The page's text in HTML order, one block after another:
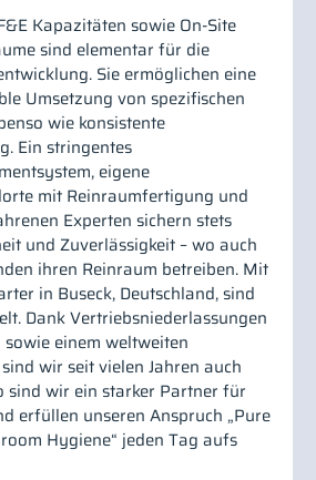
Kapazitäten sowie On-Site
sind elementar für die
Sie ermöglichen eine
Umsetzung von spezifischen
wie konsistente
Ein stringentes
eigene
mit Reinraumfertigung und
Experten sichern stets
und Zuverlässigkeit – wo auch
ihren Reinraum betreiben. Mit
in Buseck, Deutschland, sind
Dank Vertriebsniederlassungen
einem weltweiten
wir seit vielen Jahren auch
sind wir ein starker Partner für
erfüllen unseren Anspruch „Pure
Hygiene“ jeden Tag aufs